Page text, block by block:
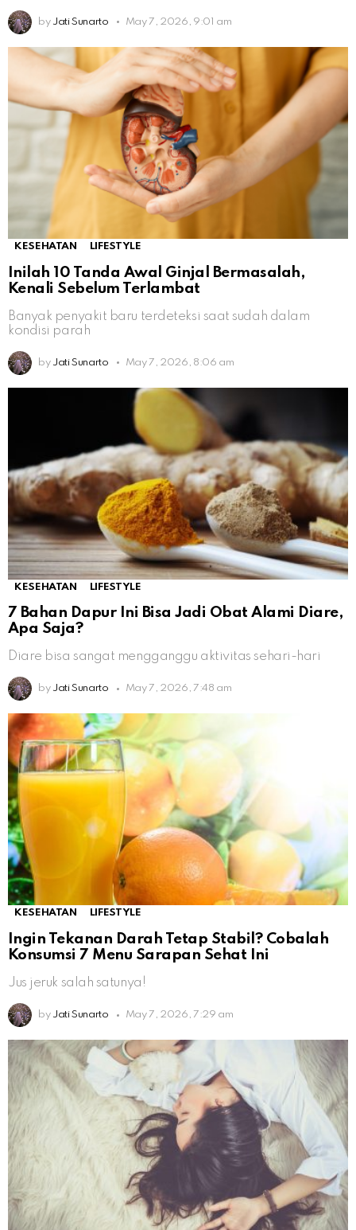
by Jati Sunarto May 7, 2026, 9:01 am
KESEHATAN LIFESTYLE
Inilah 10 Tanda Awal Ginjal Bermasalah,
Kenali Sebelum Terlambat
Banyak penyakit baru terdeteksi saat sudah dalam
kondisi parah
by Jati Sunarto May 7, 2026, 8:06 am
KESEHATAN LIFESTYLE
7 Bahan Dapur Ini Bisa Jadi Obat Alami Diare,
Apa Saja?
Diare bisa sangat mengganggu aktivitas sehari-hari
by Jati Sunarto May 7, 2026, 7:48 am
KESEHATAN LIFESTYLE
Ingin Tekanan Darah Tetap Stabil? Cobalah
Konsumsi 7 Menu Sarapan Sehat Ini
Jus jeruk salah satunya!
by Jati Sunarto May 7, 2026, 7:29 am